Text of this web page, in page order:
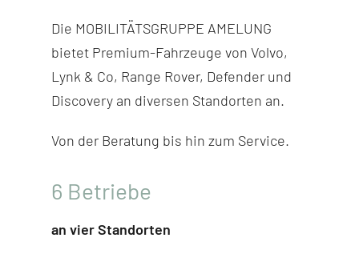
Die MOBILITÄTSGRUPPE AMELUNG
bietet Premium-Fahr­zeuge von Volvo,
Lynk & Co, Range Rover, Defender und
Discovery an diversen Stand­orten an.
Von der Beratung bis hin zum Service.
6 Betriebe
an vier Standorten